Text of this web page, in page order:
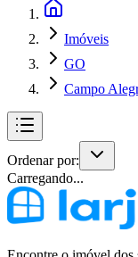
Imóveis
GO
Campo
Ordenar por:
Carregando...